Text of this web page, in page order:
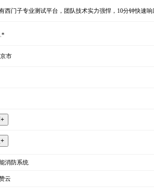
西门子专业测试平台，团队技术实力强悍，10分钟快速
市
消防系统
云